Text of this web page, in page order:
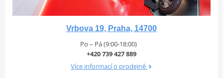
Vrbova 19, Praha, 14700
Po – Pá (9:00-18:00)
+420 739 427 889
Více informací o prodejně